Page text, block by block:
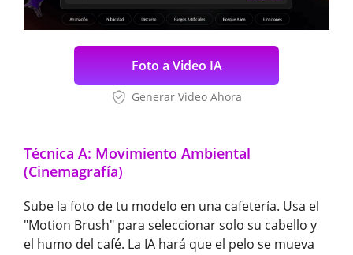
Foto a Video IA
Generar Video Ahora
Técnica A: Movimiento Ambiental
(Cinemagrafía)
Sube la foto de tu modelo en una cafetería. Usa el
"Motion Brush" para seleccionar solo su cabello y
el humo del café. La IA hará que el pelo se mueva